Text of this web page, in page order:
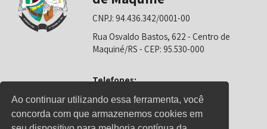
Ao continuar utilizando essa ferramenta, você
concorda com que armazenemos cookies em
CNPJ: 94.436.342/0001-00
Rua Osvaldo Bastos, 622 - Centro de
Maquiné/RS - CEP: 95.530-000
Telefones:
0800-6281325 (Prefeitura)
0800-6281326 (Educação)